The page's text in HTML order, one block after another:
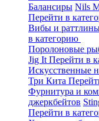
Балансиры Nils
Перейти в
Вибы и
в категорию
Поролоновые
Jig It Перейти в
Искусственные
Три Кита
Фурнитура и
джеркбейтов
Перейти в